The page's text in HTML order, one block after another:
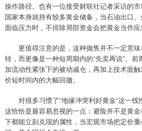
操作路径。也有一位接受财联社记者采访的
国家本身就持有较多黄金储备，当石油出口
面临压力时，不排除局部资金会把黄金当作应
更值得注意的是，这种抛售并不一定意味
转，而更像是一种短周期内的“先卖再说”。
加流动性紧张下的被动减仓，再加上技术面
价短时间内的大幅回撤。
对很多习惯了“地缘冲突利好黄金”这一线
这恰恰是最容易忽视的一点：避险并不是黄
下都能立刻兑现的属性，当宏观市场把定价